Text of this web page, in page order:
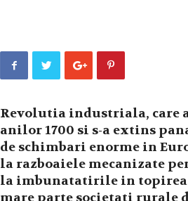
Revolutia industriala, care
anilor 1700 si s-a extins
de schimbari enorme in
la razboaiele mecanizate
la imbunatatirile in topirea